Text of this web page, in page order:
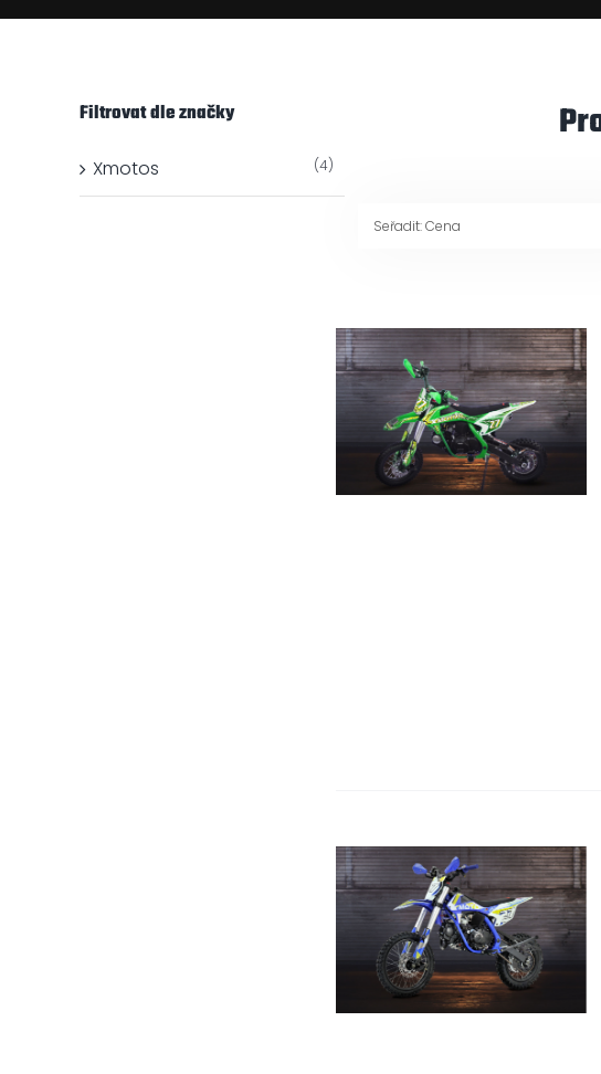
Seřadit:Cena
Filtrovat dle značky
Xmotos (4)